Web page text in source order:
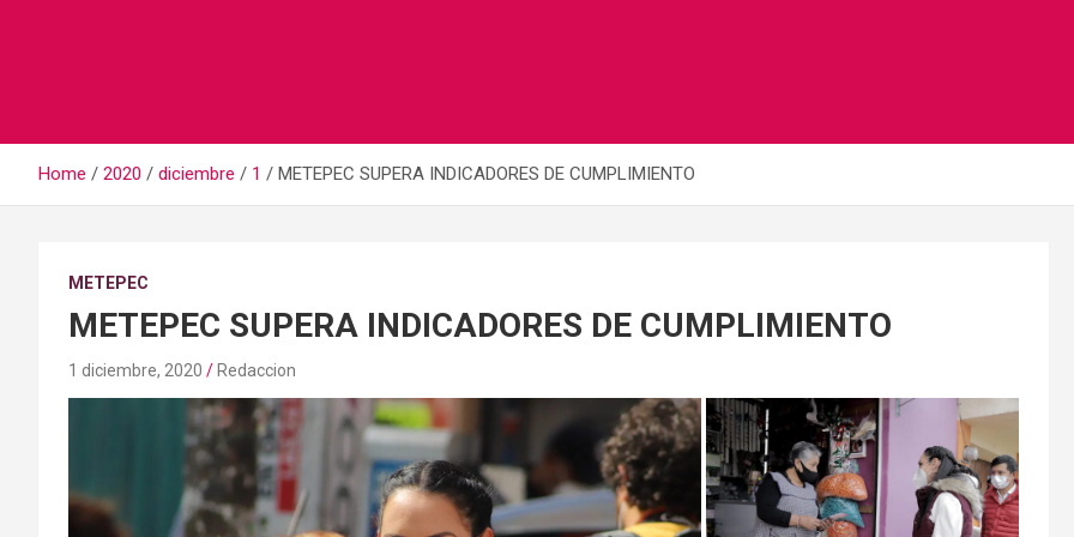
Home 2020 diciembre 1 METEPEC SUPERA INDICADORES DE CUMPLIMIENTO
METEPEC
METEPEC SUPERA INDICADORES DE CUMPLIMIENTO
1 diciembre, 2020 Redaccion